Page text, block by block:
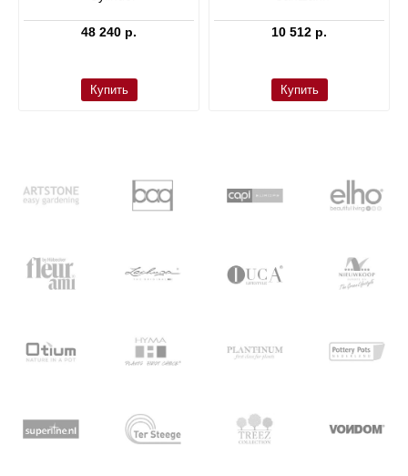
48 240 р.
Купить
10 512 р.
Купить